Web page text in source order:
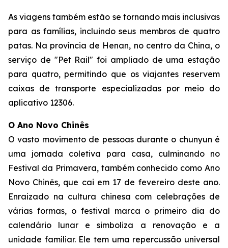
As viagens também estão se tornando mais inclusivas
para as famílias, incluindo seus membros de quatro
patas. Na província de Henan, no centro da China, o
serviço de "Pet Rail" foi ampliado de uma estação
para quatro, permitindo que os viajantes reservem
caixas de transporte especializadas por meio do
aplicativo 12306.
O Ano Novo Chinês
O vasto movimento de pessoas durante o chunyun é
uma jornada coletiva para casa, culminando no
Festival da Primavera, também conhecido como Ano
Novo Chinês, que cai em 17 de fevereiro deste ano.
Enraizado na cultura chinesa com celebrações de
várias formas, o festival marca o primeiro dia do
calendário lunar e simboliza a renovação e a
unidade familiar. Ele tem uma repercussão universal